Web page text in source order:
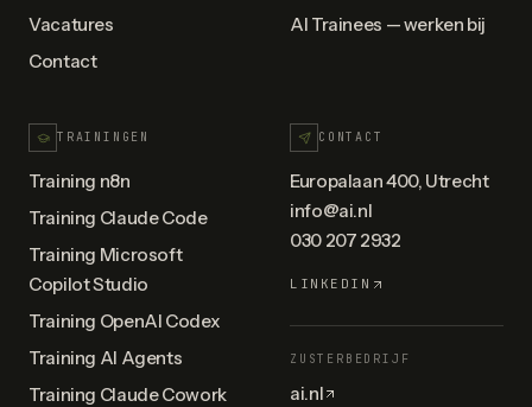
Vacatures
Contact
AI Trainees — werken bij
TRAININGEN
Training n8n
Training Claude Code
Training Microsoft
Copilot Studio
Training OpenAI Codex
Training AI Agents
Training Claude Cowork
CONTACT
Europalaan 400, Utrecht
info@ai.nl
030 207 2932
LINKEDIN
ZUSTERBEDRIJF
ai.nl